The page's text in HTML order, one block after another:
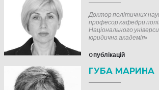
Доктор політичних
професор кафедри
Національного
юридична академія»
0 публікацій
ГУБА МАРИНА